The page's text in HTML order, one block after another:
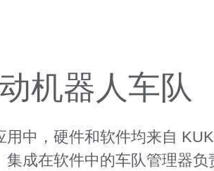
机器人车队
中，硬件和软件均来自
集成在软件中的车队管理器